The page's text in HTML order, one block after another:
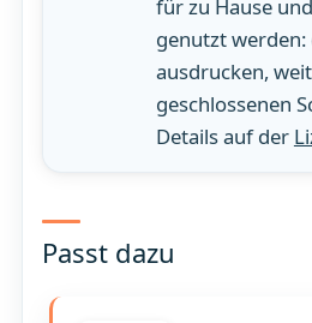
für zu Hause
genutzt
ausdrucken,
geschlossenen
Details auf der
Passt dazu